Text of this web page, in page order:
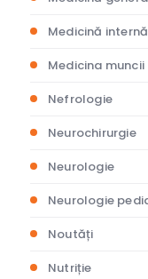
Medicină internă
Medicina muncii
Nefrologie
Neurochirurgie
Neurologie
Neurologie
Noutăți
Nutriție